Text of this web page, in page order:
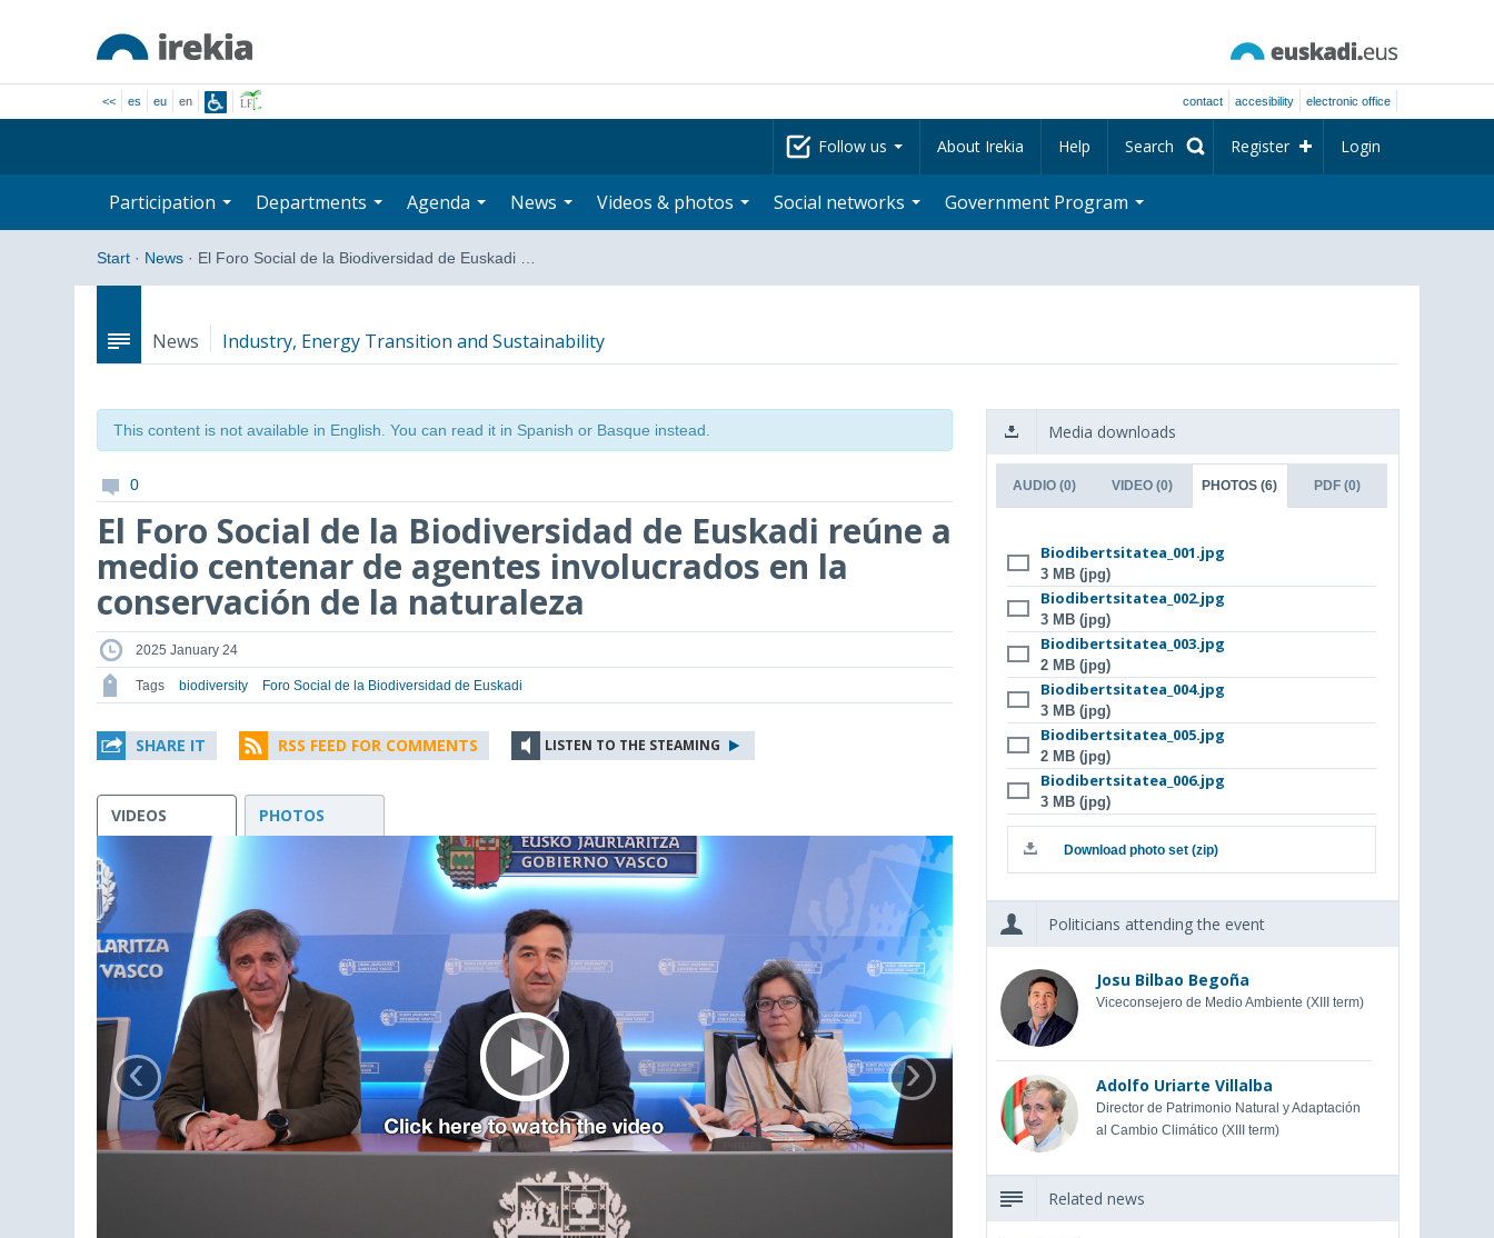
<< es eu en contact accesibility electronic office
Follow us About Irekia Help Search Register Login
Participation Departments Agenda News Videos & photos Social networks Government Program
Start · News · El Foro Social de la Biodiversidad de Euskadi …
News Industry, Energy Transition and Sustainability
This content is not available in English. You can read it in Spanish or Basque instead.
0
El Foro Social de la Biodiversidad de Euskadi reúne a
medio centenar de agentes involucrados en la
conservación de la naturaleza
2025 January 24
Tags biodiversity Foro Social de la Biodiversidad de Euskadi
SHARE IT RSS FEED FOR COMMENTS LISTEN TO THE STEAMING
VIDEOS PHOTOS
a
modal
window.
‹ ›
Media downloads
AUDIO(0) VIDEO(0) PHOTOS (6) PDF (0)
Biodibertsitatea_001.jpg
3 MB (jpg)
Biodibertsitatea_002.jpg
3 MB (jpg)
Biodibertsitatea_003.jpg
2 MB (jpg)
Biodibertsitatea_004.jpg
3 MB (jpg)
Biodibertsitatea_005.jpg
2 MB (jpg)
Biodibertsitatea_006.jpg
3 MB (jpg)
Download photo set (zip)
Politicians attending the event
Josu Bilbao Begoña
Viceconsejero de Medio Ambiente (XIII term)
Adolfo Uriarte Villalba
Director de Patrimonio Natural y Adaptación
al Cambio Climático (XIII term)
Related news